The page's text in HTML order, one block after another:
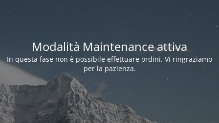
Modalità Maintenance attiva
In questa fase non è possibile effettuare ordini. Vi ringraziamo
per la pazienza.